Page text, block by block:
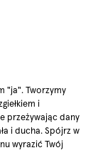
"ja". Tworzymy
i
przeżywając dany
i ducha. Spójrz w
wyrazić Twój